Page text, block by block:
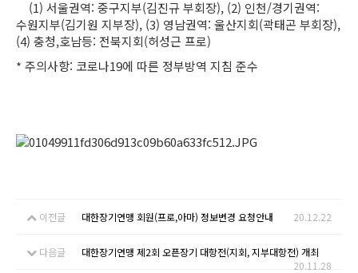
(1) 서울권역: 중구지부(김진규 부회장), (2) 인천/경기권역:
수원지부(김기원 지부장), (3) 영남권역: 울산지회(곽태곤 부회장),
(4) 충청,호남등: 전북지회(허성근 프로)
* 주의사항: 코로나19에 따른 정부방역 지침 준수
이전글 대한장기연맹 회원(프로,아마) 정보변경 요청안내 20.12.22
다음글
대한장기연맹 제2회 오픈장기 대항전(지회, 지부대항전) 개최
20.11.28